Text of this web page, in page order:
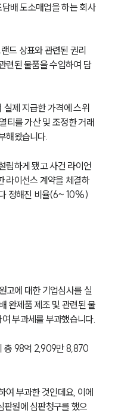
배 도소매업을 하는 회사
드 상표와 관련된 권리
련된 물품을 수입하여 담
실제 지급한 가격에 스위
티를 가산 및 조정한 거래
해왔습니다.
립하게 됐고 사건 라이언
라이선스 계약을 체결하
정해진 비율(6~ 10%)
고에 대한 기업심사를 실
완제품 제조 및 관련된 물
부과세를 부과했습니다.
총 98억 2,909만 8,870
여 부과한 것인데요, 이에
판원에 심판청구를 했으